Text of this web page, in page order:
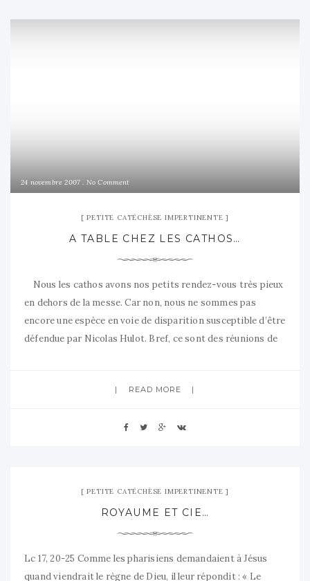
24 novembre 2007 No Comment
PETITE CATÉCHÈSE IMPERTINENTE
A TABLE CHEZ LES CATHOS…
Nous les cathos avons nos petits rendez-vous très pieux
en dehors de la messe. Car non, nous ne sommes pas
encore une espèce en voie de disparition susceptible d’être
défendue par Nicolas Hulot. Bref, ce sont des réunions de
READ MORE
PETITE CATÉCHÈSE IMPERTINENTE
ROYAUME ET CIE…
Lc 17, 20-25 Comme les pharisiens demandaient à Jésus
quand viendrait le règne de Dieu, il leur répondit : « Le